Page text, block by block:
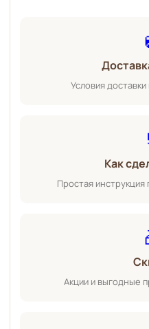
Условия
Как
Простая
Акции и выгодные